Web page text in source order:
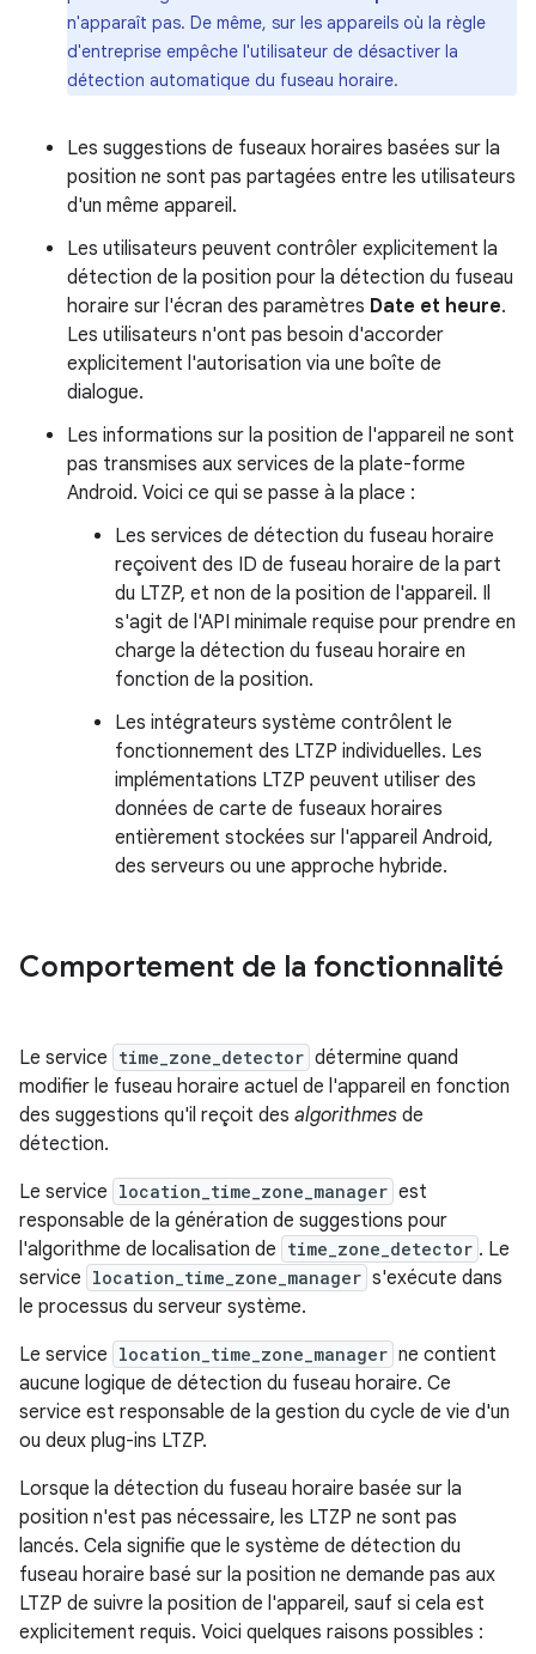
n'apparaît pas. De même, sur les appareils où la règle
d'entreprise empêche l'utilisateur de désactiver la
détection automatique du fuseau horaire.
Les suggestions de fuseaux horaires basées sur la
position ne sont pas partagées entre les utilisateurs
d'un même appareil.
Les utilisateurs peuvent contrôler explicitement la
détection de la position pour la détection du fuseau
horaire sur l'écran des paramètres Date et heure.
Les utilisateurs n'ont pas besoin d'accorder
explicitement l'autorisation via une boîte de
dialogue.
Les informations sur la position de l'appareil ne sont
pas transmises aux services de la plate-forme
Android. Voici ce qui se passe à la place :
Les services de détection du fuseau horaire
reçoivent des ID de fuseau horaire de la part
du LTZP, et non de la position de l'appareil. Il
s'agit de l'API minimale requise pour prendre en
charge la détection du fuseau horaire en
fonction de la position.
Les intégrateurs système contrôlent le
fonctionnement des LTZP individuelles. Les
implémentations LTZP peuvent utiliser des
données de carte de fuseaux horaires
entièrement stockées sur l'appareil Android,
des serveurs ou une approche hybride.
Comportement de la fonctionnalité
Le service time_zone_detector détermine quand
modifier le fuseau horaire actuel de l'appareil en fonction
des suggestions qu'il reçoit des algorithmes de
détection.
Le service location_time_zone_manager est
responsable de la génération de suggestions pour
l'algorithme de localisation de time_zone_detector . Le
service location_time_zone_manager s'exécute dans
le processus du serveur système.
Le service location_time_zone_manager ne contient
aucune logique de détection du fuseau horaire. Ce
service est responsable de la gestion du cycle de vie d'un
ou deux plug-ins LTZP.
Lorsque la détection du fuseau horaire basée sur la
position n'est pas nécessaire, les LTZP ne sont pas
lancés. Cela signifie que le système de détection du
fuseau horaire basé sur la position ne demande pas aux
LTZP de suivre la position de l'appareil, sauf si cela est
explicitement requis. Voici quelques raisons possibles :